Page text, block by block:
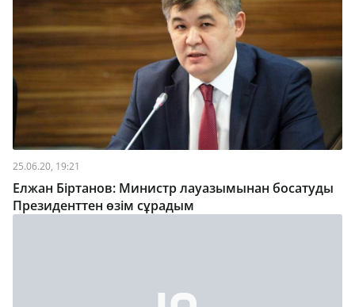
25.06.20, 19:21
Елжан Біртанов: Министр лауазымынан босатуды
Президенттен өзім сұрадым